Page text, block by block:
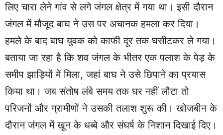
लिए चारा लेने गांव से लगे जंगल क्षेत्र में गया था। इसी दौरान
जंगल में मौजूद बाघ ने उस पर अचानक हमला कर दिया।
हमले के बाद बाघ युवक को काफी दूर तक घसीटकर ले गया।
बताया जा रहा है कि शव जंगल के भीतर एक पलाश के पेड़ के
समीप झाड़ियों में मिला, जहां बाघ ने उसे छिपाने का प्रयास
किया था। जब संतोष लंबे समय तक घर नहीं लौटा तो
परिजनों और ग्रामीणों ने उसकी तलाश शुरू की। खोजबीन के
दौरान जंगल में खून के धब्बे और संघर्ष के निशान दिखाई दिए।